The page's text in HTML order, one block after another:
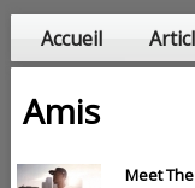
Accueil
Amis
Amis
Meet